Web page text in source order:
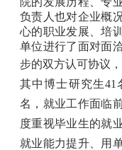
负责人也对企业概
心的职业发展、培
单位进行了面对面
步的双方认可协议，
其中博士研究生41
名，就业工作面临
度重视毕业生的就
就业能力提升、用